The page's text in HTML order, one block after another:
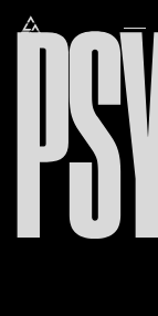
Alataj